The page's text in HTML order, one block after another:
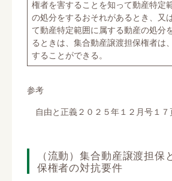
権者を害することを知って動産特定
の処分をするおそれがあるとき、又
て動産特定範囲に属する動産の処分
るときは、集合動産譲渡担保権者は
することができる。
参考
自由と正義２０２５年１２月号１７
（流動）集合動産譲渡担保
保権者の対抗要件